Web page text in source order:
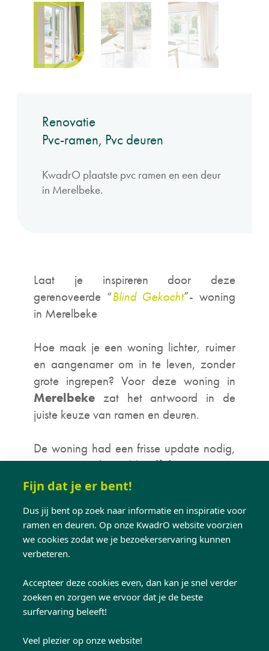
Fijn dat je er bent!
Dus jij bent op zoek naar informatie en inspiratie voor
ramen en deuren. Op onze KwadrO website voorzien
we cookies zodat we je bezoekerservaring kunnen
verbeteren.
Accepteer deze cookies even, dan kan je snel verder
zoeken en zorgen we ervoor dat je de beste
surfervaring beleeft!
Veel plezier op onze website!
Renovatie
Pvc-ramen, Pvc deuren
KwadrO plaatste pvc ramen en een deur
in Merelbeke.
Laat je inspireren door deze
gerenoveerde “Blind Gekocht”- woning
in Merelbeke
Hoe maak je een woning lichter, ruimer
en aangenamer om in te leven, zonder
grote ingrepen? Voor deze woning in
Merelbeke zat het antwoord in de
juiste keuze van ramen en deuren.
De woning had een frisse update nodig,
maar vooral:méér licht en een
connectie met buiten
gekozen voor
eenpvc-deur. Een logische keuze,
want lichte grote raamprofielen
versterken het daglicht en laten ruimtes
aanvoelen.
Binnen sluit alles mooi op elkaar aan.
Zachte kleuren, natuurlijke materialen en